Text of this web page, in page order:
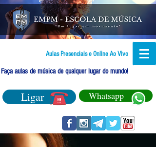
Aulas Presenciais e Online Ao Vivo
Faça aulas de música de qualquer lugar do mundo!
Ligar Whatsapp